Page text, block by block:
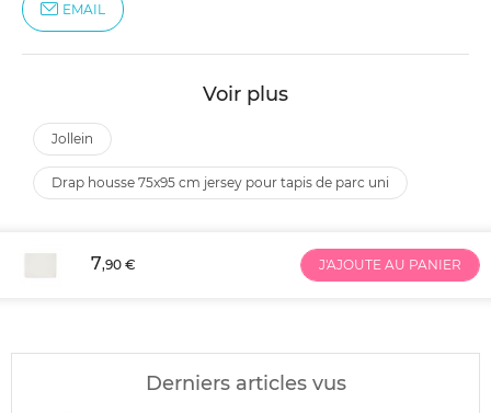
EMAIL
Voir plus
jollein
drap housse 75x95 cm jersey pour tapis de parc uni
7,90 € J'AJOUTE AU PANIER
Derniers articles vus